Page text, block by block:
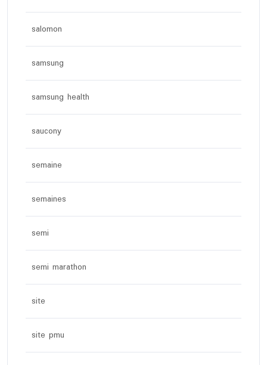
salomon
samsung
samsung health
saucony
semaine
semaines
semi
semi marathon
site
site pmu